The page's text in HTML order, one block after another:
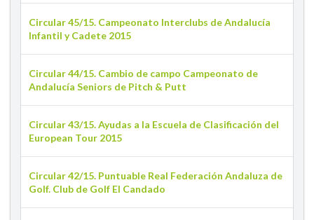
Circular 45/15. Campeonato Interclubs de Andalucía
Infantil y Cadete 2015
Circular 44/15. Cambio de campo Campeonato de
Andalucía Seniors de Pitch & Putt
Circular 43/15. Ayudas a la Escuela de Clasificación del
European Tour 2015
Circular 42/15. Puntuable Real Federación Andaluza de
Golf. Club de Golf El Candado